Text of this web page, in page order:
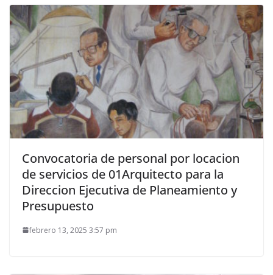
Convocatoria de personal por locacion
de servicios de 01Arquitecto para la
Direccion Ejecutiva de Planeamiento y
Presupuesto
febrero 13, 2025 3:57 pm